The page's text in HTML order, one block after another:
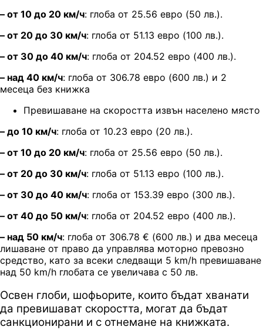
– от 10 до 20 км/ч: глоба от 25.56 евро (50 лв.).
– от 20 до 30 км/ч: глоба от 51.13 евро (100 лв.).
– от 30 до 40 км/ч: глоба от 204.52 евро (400 лв.).
– над 40 км/ч: глоба от 306.78 евро (600 лв.) и 2
месеца без книжка
Превишаване на скоростта извън населено място
– до 10 км/ч: глоба от 10.23 евро (20 лв.).
– от 10 до 20 км/ч: глоба от 25.56 евро (50 лв.).
– от 20 до 30 км/ч: глоба от 51.13 евро (100 лв.).
– от 30 до 40 км/ч: глоба от 153.39 евро (300 лв.).
– от 40 до 50 км/ч: глоба от 204.52 евро (400 лв.).
– над 50 км/ч: глоба от 306.78 € (600 лв.) и два месеца
лишаване от право да управлява моторно превозно
средство, като за всеки следващи 5 km/h превишаване
над 50 km/h глобата се увеличава с 50 лв.
Освен глоби, шофьорите, които бъдат хванати
да превишават скоростта, могат да бъдат
санкционирани и с отнемане на книжката.